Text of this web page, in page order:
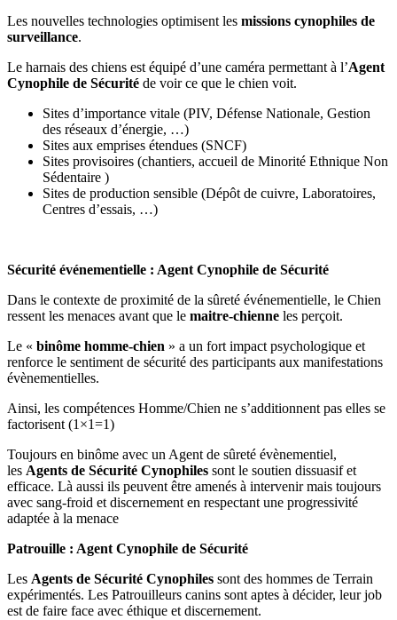
Les nouvelles technologies optimisent les missions cynophiles de
surveillance.
Le harnais des chiens est équipé d’une caméra permettant à l’Agent
Cynophile de Sécurité de voir ce que le chien voit.
Sites d’importance vitale (PIV, Défense Nationale, Gestion
des réseaux d’énergie, …)
Sites aux emprises étendues (SNCF)
Sites provisoires (chantiers, accueil de Minorité Ethnique Non
Sédentaire )
Sites de production sensible (Dépôt de cuivre, Laboratoires,
Centres d’essais, …)
Sécurité événementielle : Agent Cynophile de Sécurité
Dans le contexte de proximité de la sûreté événementielle, le Chien
ressent les menaces avant que le maitre-chienne les perçoit.
Le « binôme homme-chien » a un fort impact psychologique et
renforce le sentiment de sécurité des participants aux manifestations
évènementielles.
Ainsi, les compétences Homme/Chien ne s’additionnent pas elles se
factorisent (1×1=1)
Toujours en binôme avec un Agent de sûreté évènementiel,
les Agents de Sécurité Cynophiles sont le soutien dissuasif et
efficace. Là aussi ils peuvent être amenés à intervenir mais toujours
avec sang-froid et discernement en respectant une progressivité
adaptée à la menace
Patrouille : Agent Cynophile de Sécurité
Les Agents de Sécurité Cynophiles sont des hommes de Terrain
expérimentés. Les Patrouilleurs canins sont aptes à décider, leur job
est de faire face avec éthique et discernement.